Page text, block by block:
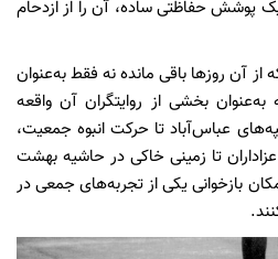
پوشش حفاظتی ساده، آن را از ازدحام
آن روزها باقی مانده نه فقط به‌عنوان
بخشی از روایتگران آن واقعه
عباس‌آباد تا حرکت انبوه جمعیت،
عزاداران تا زمینی خاکی در حاشیه بهشت
بازخوانی یکی از تجربه‌های جمعی در